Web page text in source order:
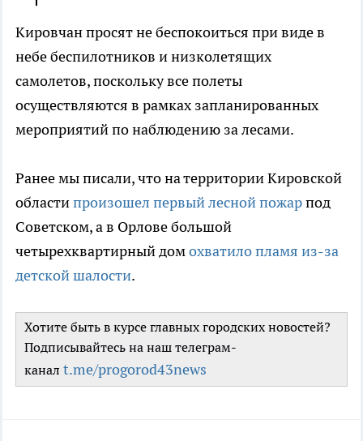
Кировчан просят не беспокоиться при виде в
небе беспилотников и низколетящих
самолетов, поскольку все полеты
осуществляются в рамках запланированных
мероприятий по наблюдению за лесами.
Ранее мы писали, что на территории Кировской
областипроизошел первый лесной пожарпод
Советском, а в Орлове большой
четырехквартирный домохватило пламя из-за
детской шалости.
Хотите быть в курсе главных городских новостей?
Подписывайтесь на наш телеграм-
канал t.me/progorod43news